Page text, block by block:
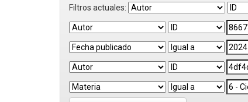
Filtros actuales: